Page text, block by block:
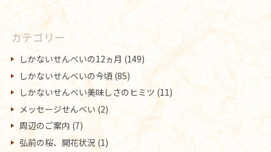
カテゴリー
しかないせんべいの12ヵ月 (149)
しかないせんべいの今頃(85)
しかないせんべい美味しさのヒミツ (11)
メッセージせんべい (2)
周辺のご案内 (7)
弘前の桜、開花状況 (1)